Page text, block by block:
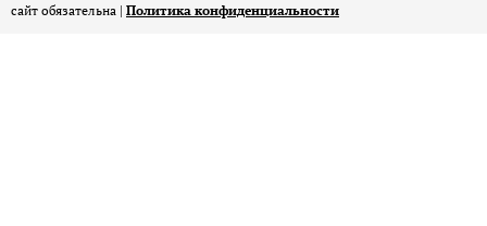
сайт обязательна | Политика конфиденциальности